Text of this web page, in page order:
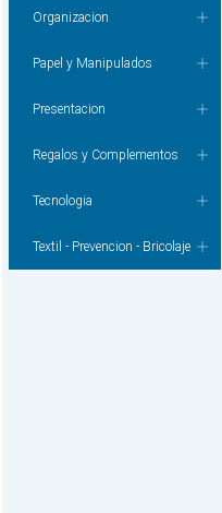
Organizacion
Papel y Manipulados
Presentacion
Regalos y Complementos
Tecnologia
Textil - Prevencion - Bricolaje